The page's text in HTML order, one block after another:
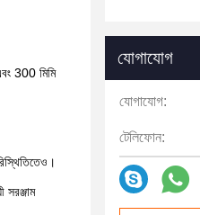
300 মিমি
সরঞ্জাম
যোগাযোগ
যোগাযোগ:
টেলিফোন: